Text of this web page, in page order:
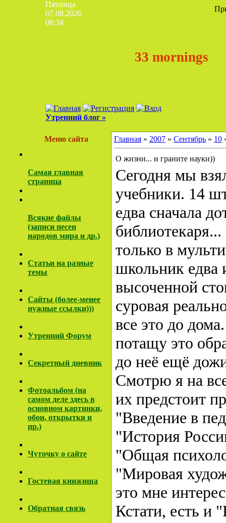
Пятница
07.08.2026
08:34
33 mornings
Утренний блог »
Меню сайта
Самая главная
страница
Всякие файлы
(записи песен
народов мира и др.)
Cтатьи на разные
темы
Сайты (более-менее
нужные ссылки)))
Утренний Форум
Секретный дневник
Фотоальбом (на
самом деле здесь в
основном картинки,
обои, открытки и
пр.)
Чуточку о сайте
Гостевая книжища
Обратная связь
Главная » 2007 » Сентябрь » 10
О жизни... и граните науки))
Сегодня мы
учебники. 14
едва сначала
только в
школьник едва
высоченной
суровая
все это до
потащу это
до неё ещё
Смотрю я на
их предстоит
"Введение в
"История
"Общая
"Мировая
это мне
Кстати, есть и